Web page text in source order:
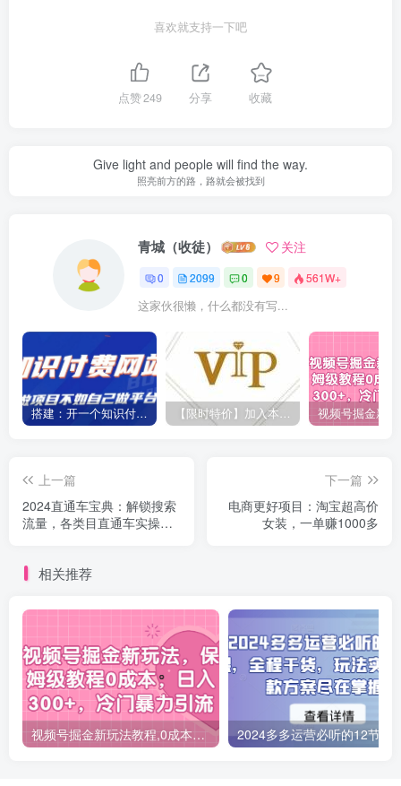
喜欢就支持一下吧
点赞249 分享 收藏
Give light and people will find the way.
照亮前方的路，路就会被找到
青城（收徒） 关注
0 2099 0 9 561W+
这家伙很懒，什么都没有写...
搭建：开一个知识付费资源网站，24小时全自动赚钱！ 【限时特价】加入本站VIP会员，海量最新各大团队网赚内部教程全免费，每天持续更新！
上一篇
2024直通车宝典：解锁搜索
流量，各类目直通车实操秘
下一篇
电商更好项目：淘宝超高价
女装，一单赚1000多
相关推荐
视频号掘金新玩法教程,0成本，日入300+，冷门暴力引流